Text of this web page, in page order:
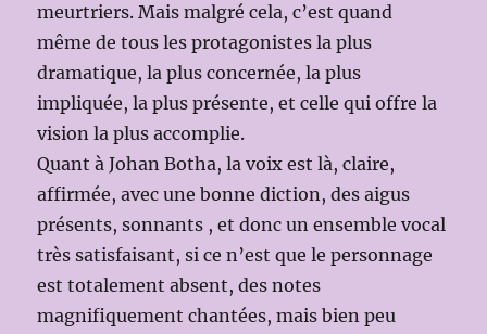
meurtriers. Mais malgré cela, c’est quand
même de tous les protagonistes la plus
dramatique, la plus concernée, la plus
impliquée, la plus présente, et celle qui offre la
vision la plus accomplie.
Quant à Johan Botha, la voix est là, claire,
affirmée, avec une bonne diction, des aigus
présents, sonnants , et donc un ensemble vocal
très satisfaisant, si ce n’est que le personnage
est totalement absent, des notes
magnifiquement chantées, mais bien peu